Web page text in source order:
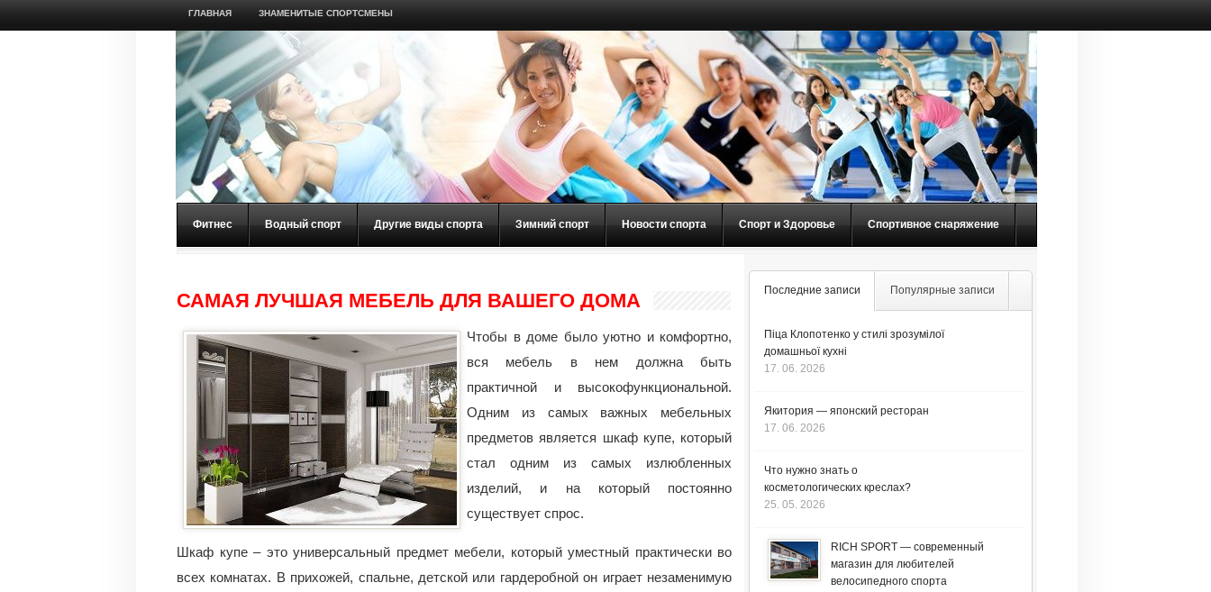
ГЛАВНАЯ ЗНАМЕНИТЫЕ СПОРТСМЕНЫ
Фитнес Водный спорт Другие виды спорта Зимний спорт Новости спорта Спорт и Здоровье Спортивное снаряжение
САМАЯ ЛУЧШАЯ МЕБЕЛЬ ДЛЯ ВАШЕГО ДОМА
Чтобы в доме было уютно и комфортно,
вся мебель в нем должна быть
практичной и высокофункциональной.
Одним из самых важных мебельных
предметов является шкаф купе, который
стал одним из самых излюбленных
изделий, и на который постоянно
существует спрос.
Шкаф купе – это универсальный предмет мебели, который уместный практически во
всех комнатах. В прихожей, спальне, детской или гардеробной он играет незаменимую
Последние записи Популярные записи
Піца Клопотенко у стилі зрозумілої
домашньої кухні
17. 06. 2026
Якитория — японский ресторан
17. 06. 2026
Что нужно знать о
косметологических креслах?
25. 05. 2026
RICH SPORT — современный
магазин для любителей
велосипедного спорта